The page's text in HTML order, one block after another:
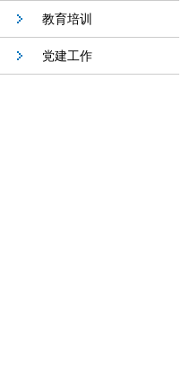
教育培训
党建工作